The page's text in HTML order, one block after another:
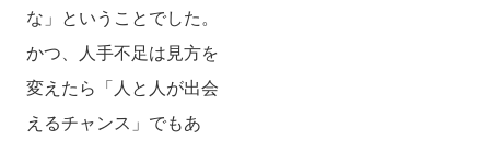
な」ということでした。
かつ、人手不足は見方を
変えたら「人と人が出会
えるチャンス」でもあ